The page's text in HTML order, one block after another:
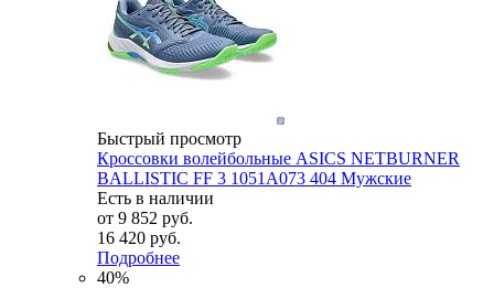
Быстрый просмотр
Кроссовки волейбольные ASICS NETBURNER
BALLISTIC FF 3 1051A073 404 Мужские
Есть в наличии
от 9 852 руб.
16 420 руб.
Подробнее
40%